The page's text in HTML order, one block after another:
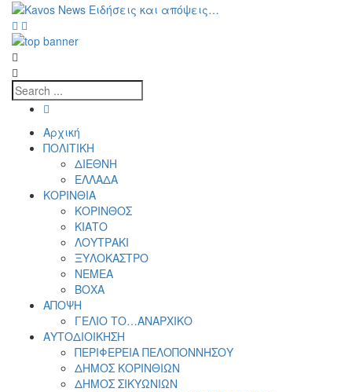
Αρχική
ΠΟΛΙΤΙΚΗ
ΔΙΕΘΝΗ
ΕΛΛΑΔΑ
ΚΟΡΙΝΘΙΑ
ΚΟΡΙΝΘΟΣ
ΚΙΑΤΟ
ΛΟΥΤΡΑΚΙ
ΞΥΛΟΚΑΣΤΡΟ
ΝΕΜΕΑ
ΒΟΧΑ
ΑΠΟΨΗ
ΓΕΛΙΟ ΤΟ…ΑΝΑΡΧΙΚΟ
ΑΥΤΟΔΙΟΙΚΗΣΗ
ΠΕΡΙΦΕΡΕΙΑ ΠΕΛΟΠΟΝΝΗΣΟΥ
ΔΗΜΟΣ ΚΟΡΙΝΘΙΩΝ
ΔΗΜΟΣ ΣΙΚΥΩΝΙΩΝ